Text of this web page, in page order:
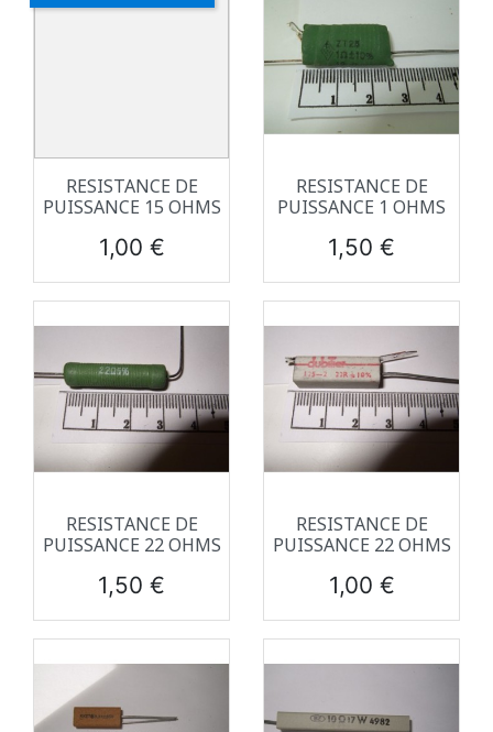
RESISTANCE DE
PUISSANCE 15 OHMS
Prix
1,00 €
RESISTANCE DE
PUISSANCE 1 OHMS
Prix
1,50 €
RESISTANCE DE
PUISSANCE 22 OHMS
Prix
1,50 €
RESISTANCE DE
PUISSANCE 22 OHMS
Prix
1,00 €